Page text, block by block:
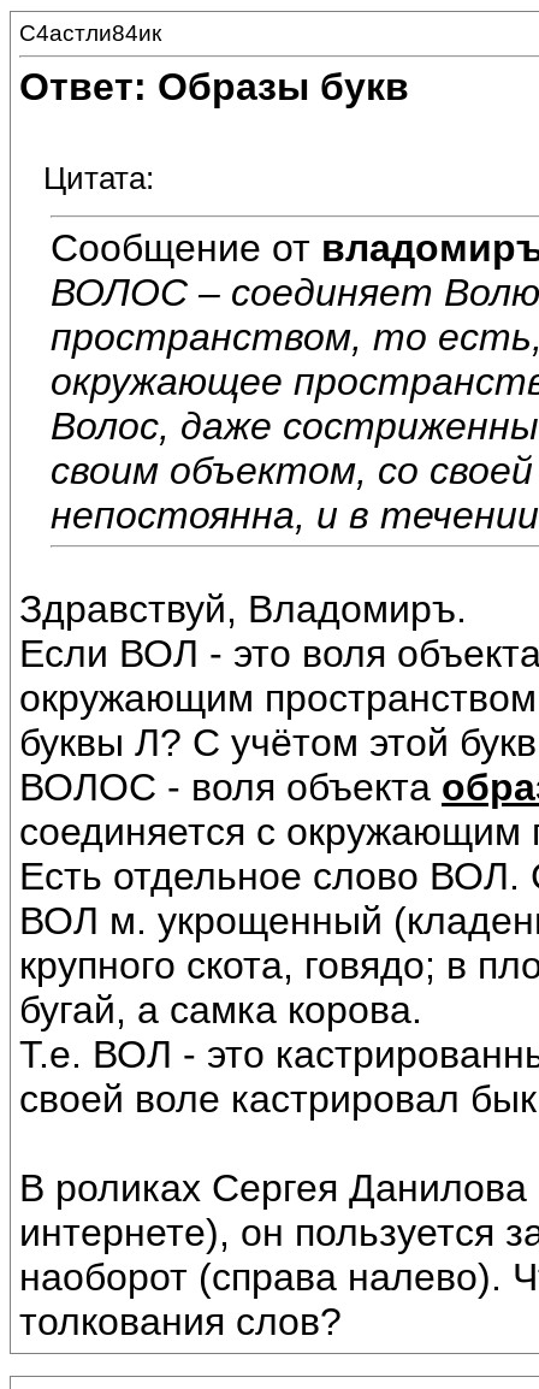
С4астли84ик
Ответ: Образы букв
Цитата:
Сообщение от
ВОЛОС – соединяет
пространством, то
окружающее
Волос, даже
своим объектом, со
непостоянна, и в
Здравствуй, Владомиръ.
Если ВОЛ - это воля
окружающим
буквы Л? С учётом этой
ВОЛОС - воля объекта
соединяется с окружающим
Есть отдельное слово
ВОЛ м. укрощенный
крупного скота, говядо; в
бугай, а самка корова.
Т.е. ВОЛ - это
своей воле кастрировал
В роликах Сергея
интернете), он пользуется
наоборот (справа налево).
толкования слов?